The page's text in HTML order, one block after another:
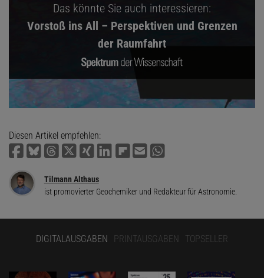
Das könnte Sie auch interessieren:
Vorstoß ins All – Perspektiven und Grenzen
der Raumfahrt
Diesen Artikel empfehlen:
Tilmann Althaus
ist promovierter Geochemiker und Redakteur für Astronomie.
DIGITALAUSGABEN PRINTAUSGABEN TOPSELLER